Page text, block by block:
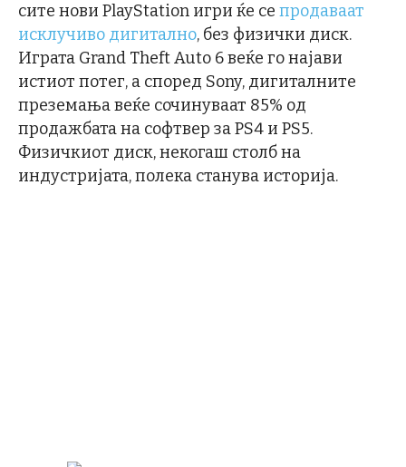
сите нови PlayStation игри ќе се продаваат
исклучиво дигитално, без физички диск.
Играта Grand Theft Auto 6 веќе го најави
истиот потег, а според Sony, дигиталните
преземања веќе сочинуваат 85% од
продажбата на софтвер за PS4 и PS5.
Физичкиот диск, некогаш столб на
индустријата, полека станува историја.